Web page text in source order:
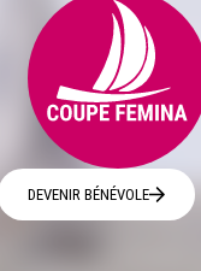
DEVENIR BÉNÉVOLE